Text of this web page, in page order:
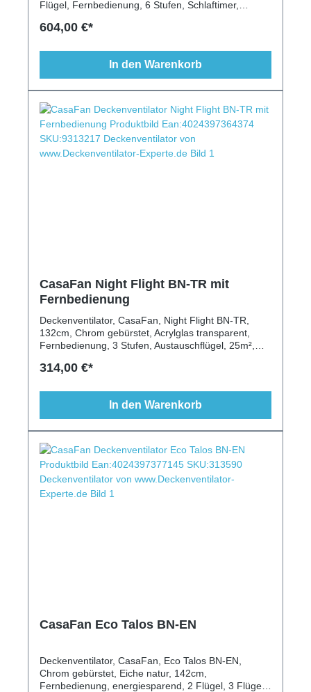
Flügel, Fernbedienung, 6 Stufen, Schlaftimer,
604,00 €*
In den Warenkorb
CasaFan Night Flight BN-TR mit
Fernbedienung
Deckenventilator, CasaFan, Night Flight BN-TR,
132cm, Chrom gebürstet, Acrylglas transparent,
Fernbedienung, 3 Stufen, Austauschflügel, 25m²,
314,00 €*
In den Warenkorb
CasaFan Eco Talos BN-EN
Deckenventilator, CasaFan, Eco Talos BN-EN,
Chrom gebürstet, Eiche natur, 142cm,
Fernbedienung, energiesparend, 2 Flügel, 3 Flügel,